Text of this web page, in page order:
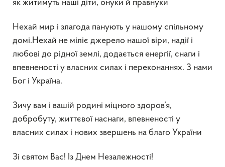
як житимуть наші діти, онуки й правнуки
Нехай мир і злагода панують у нашому спільному
домі.Нехай не міліє джерело нашої віри, надії і
любові до рідної землі, додається енергії, снаги і
впевненості у власних силах і переконаннях. З нами
Бог і Україна.
Зичу вам і вашій родині міцного здоров’я,
добробуту, життєвої наснаги, впевненості у
власних силах і нових звершень на благо України
Зі святом Вас! Із Днем Незалежності!